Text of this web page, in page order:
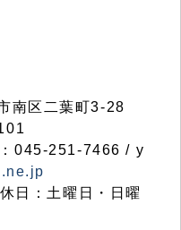
南区二葉町3-28
045-251-7466 / y
日：土曜日・日曜